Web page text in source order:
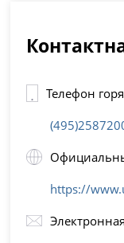
Телефон
https://